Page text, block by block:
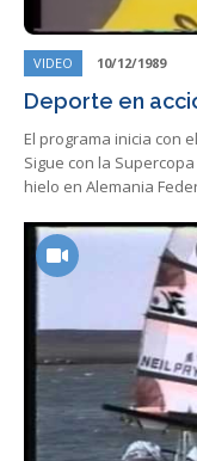
VIDEO 10/12/1989
Deporte en
El programa inicia con
Sigue con la
hielo en Alemania